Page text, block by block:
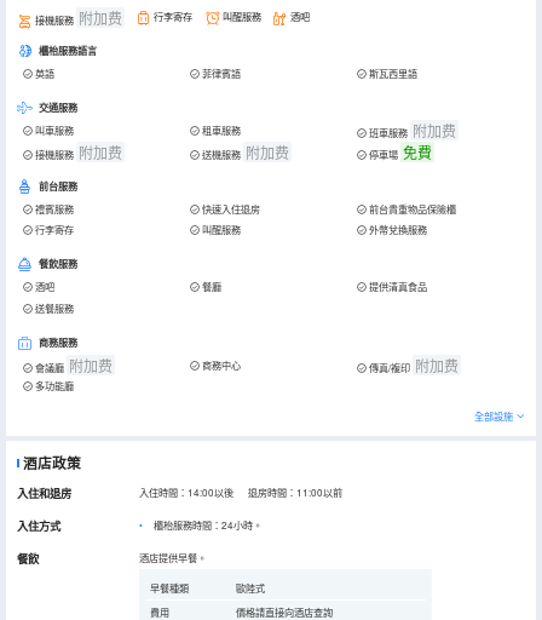
接機服務 附加费 行李寄存 叫醒服務 酒吧
櫃枱服務語言
英語 菲律賓語 斯瓦西里語
交通服務
叫車服務 租車服務 班車服務 附加费
接機服務 附加费 送機服務 附加费 停車場 免費
前台服務
禮賓服務 快速入住退房
前台貴重物品保險櫃
行李寄存
叫醒服務 外幣兌換服務
餐飲服務
酒吧 餐廳
提供清真食品
送餐服務
商務服務
會議廳 附加费 商務中心 傳真/複印 附加费
多功能廳
全部設施
酒店政策
入住和退房 入住時間：14:00以後 退房時間：11:00以前
入住方式 櫃枱服務時間：24小時。
餐飲 酒店提供早餐。
早餐種類
歐陸式
費用
價格請直接向酒店查詢